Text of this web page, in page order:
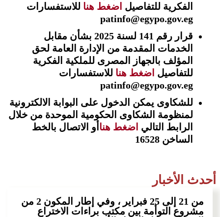
الفكرية للتفاصيل اضغط هنا للاستفسارات
patinfo@egypo.gov.eg
قرار رقم 141 لسنة 2025 بشأن مقابل
الخدمات المقدمة من الإدارة العامة لحق
المؤلف بالجهاز المصرى للملكية الفكرية
للتفاصيل اضغط هنا للاستفسارات
patinfo@egypo.gov.eg
للشكاوى يمكن الدخول على البوابة الالكترونية
لمنظومة الشكاوى الحكومية الموحدة من خلال
الرابط التالي اضغط هنا أو الاتصال بالخط
الساخن 16528
أحدث الأخبار
من 21 إلى 25 فبراير ، وفي إطار المكون 2 من
مشروع التوأمة بين مكتب براءات الاختراع